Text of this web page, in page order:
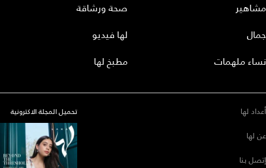
مشاهير
جمال
نساء ملهمات
صحة ورشاقة
لها فيديو
مطبخ لها
أعداد لها
عن لها
إتصل بنا
تحميل المجلة الاكترونية